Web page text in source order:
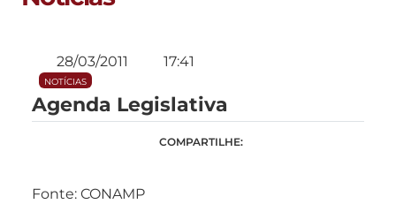
28/03/2011 17:41
NOTÍCIAS
Agenda Legislativa
COMPARTILHE:
Fonte: CONAMP